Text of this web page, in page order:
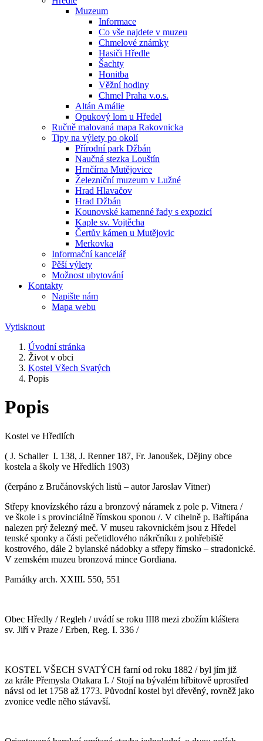
Muzeum
Informace
Co vše najdete v muzeu
Chmelové známky
Hasiči Hředle
Šachty
Honitba
Věžní hodiny
Chmel Praha v.o.s.
Altán Amálie
Opukový lom u Hředel
Ručně malovaná mapa Rakovnicka
Tipy na výlety po okolí
Přírodní park Džbán
Naučná stezka Louštín
Hrnčírna Mutějovice
Železniční muzeum v Lužné
Hrad Hlavačov
Hrad Džbán
Kounovské kamenné řady s expozicí
Kaple sv. Vojtěcha
Čertův kámen u Mutějovic
Merkovka
Informační kancelář
Pěší výlety
Možnost ubytování
Kontakty
Napište nám
Mapa webu
Vytisknout
Úvodní stránka
Život v obci
Kostel Všech Svatých
Popis
Popis
Kostel ve Hředlích
( J. Schaller I. 138, J. Renner 187, Fr. Janoušek, Dějiny obce
kostela a školy ve Hředlích 1903)
(čerpáno z Bručánovských listů – autor Jaroslav Vitner)
Střepy knovízského rázu a bronzový náramek z pole p. Vitnera /
ve škole i s provinciálně římskou sponou /. V cihelně p. Bařtipána
nalezen prý železný meč. V museu rakovnickém jsou z Hředel
tenské sponky a části pečetidlového nákrčníku z pohřebiště
kostrového, dále 2 bylanské nádobky a střepy římsko – stradonické.
V zemském muzeu bronzová mince Gordiana.
Památky arch. XXIII. 550, 551
Obec Hředly / Regleh / uvádí se roku III8 mezi zbožím kláštera
sv. Jiří v Praze / Erben, Reg. I. 336 /
KOSTEL VŠECH SVATÝCH farní od roku 1882 / byl jím již
za krále Přemysla Otakara I. / Stojí na bývalém hřbitově uprostřed
návsi od let 1758 až 1773. Původní kostel byl dřevěný, rovněž jako
zvonice vedle něho stávavší.